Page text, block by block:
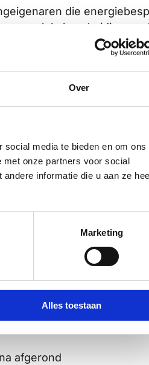
Over
media te bieden en om ons
onze partners voor social
informatie die u aan ze
Marketing
Alles toestaan
die
naar lokale
een duurzaamheidslening
voldoen aan de
jaren 40
. Bij
situaties, zoals
afgerond